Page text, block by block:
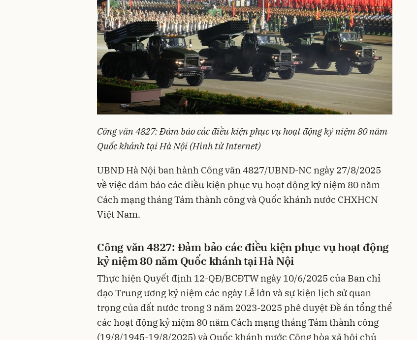
Công văn 4827: Đảm bảo các điều kiện phục vụ hoạt động kỷ niệm 80 năm
Quốc khánh tại Hà Nội (Hình từ Internet)
UBND Hà Nội ban hành Công văn 4827/UBND-NC ngày 27/8/2025
về việc đảm bảo các điều kiện phục vụ hoạt động kỷ niệm 80 năm
Cách mạng tháng Tám thành công và Quốc khánh nước CHXHCN
Việt Nam.
Công văn 4827: Đảm bảo các điều kiện phục vụ hoạt động
kỷ niệm 80 năm Quốc khánh tại Hà Nội
Thực hiện Quyết định 12-QĐ/BCĐTW ngày 10/6/2025 của Ban chỉ
đạo Trung ương kỷ niệm các ngày Lễ lớn và sự kiện lịch sử quan
trọng của đất nước trong 3 năm 2023-2025 phê duyệt Đề án tổng thể
các hoạt động kỷ niệm 80 năm Cách mạng tháng Tám thành công
(19/8/1945-19/8/2025) và Quốc khánh nước Cộng hòa xã hội chủ